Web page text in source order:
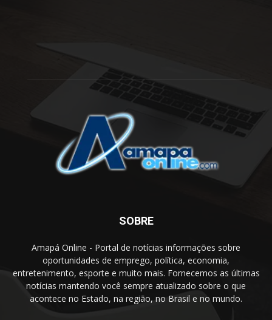
SOBRE
Amapá Online - Portal de notícias informações sobre
oportunidades de emprego, política, economia,
entretenimento, esporte e muito mais. Fornecemos as últimas
notícias mantendo você sempre atualizado sobre o que
acontece no Estado, na região, no Brasil e no mundo.